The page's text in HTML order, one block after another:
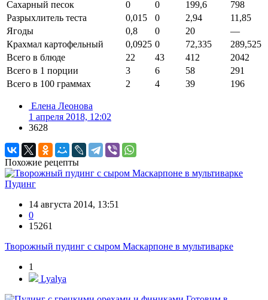
Сахарный песок
0 0 199,6
798
Разрыхлитель теста
0,015 0 2,94
11,85
Ягоды
0,8 0 20
—
Крахмал картофельный
0,0925 0 72,335
289,525
Всего в блюде
22 43 412
2042
Всего в 1 порции
3 6 58
291
Всего в 100 граммах
2 4 39 196
Елена Леонова
1 апреля 2018, 12:02
3628
Похожие рецепты
Пудинг
14 августа 2014, 13:51
0
15261
Творожный пудинг с сыром Маскарпоне в мультиварке
1
Lyalya